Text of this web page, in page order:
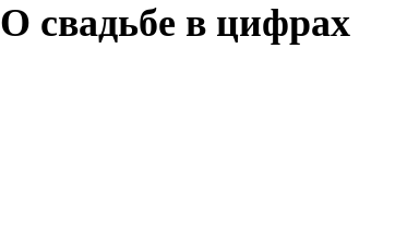
О свадьбе в цифрах